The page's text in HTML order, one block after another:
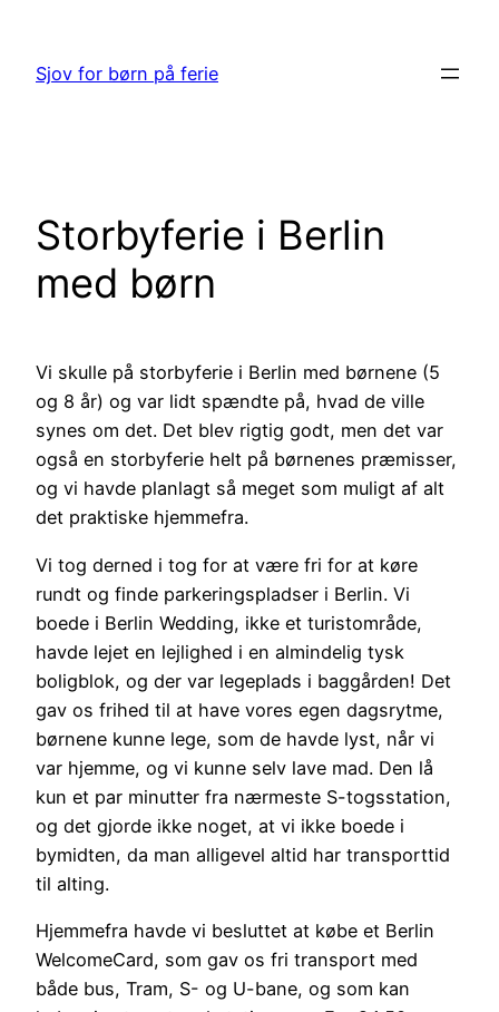
indhold
Sjov for børn på ferie
Storbyferie i Berlin
med børn
Vi skulle på storbyferie i Berlin med børnene (5
og 8 år) og var lidt spændte på, hvad de ville
synes om det. Det blev rigtig godt, men det var
også en storbyferie helt på børnenes præmisser,
og vi havde planlagt så meget som muligt af alt
det praktiske hjemmefra.
Vi tog derned i tog for at være fri for at køre
rundt og finde parkeringspladser i Berlin. Vi
boede i Berlin Wedding, ikke et turistområde,
havde lejet en lejlighed i en almindelig tysk
boligblok, og der var legeplads i baggården! Det
gav os frihed til at have vores egen dagsrytme,
børnene kunne lege, som de havde lyst, når vi
var hjemme, og vi kunne selv lave mad. Den lå
kun et par minutter fra nærmeste S-togsstation,
og det gjorde ikke noget, at vi ikke boede i
bymidten, da man alligevel altid har transporttid
til alting.
Hjemmefra havde vi besluttet at købe et Berlin
WelcomeCard, som gav os fri transport med
både bus, Tram, S- og U-bane, og som kan